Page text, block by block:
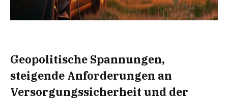
Geopolitische Spannungen,
steigende Anforderungen an
Versorgungssicherheit und der